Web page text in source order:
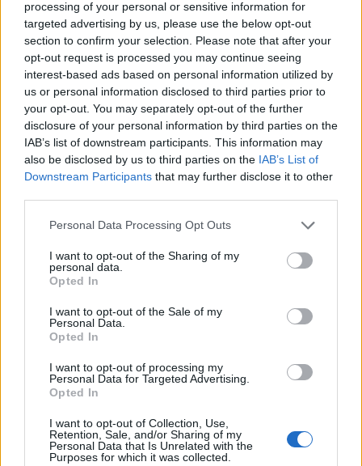
processing of your personal or sensitive information for
targeted advertising by us, please use the below opt-out
section to confirm your selection. Please note that after your
opt-out request is processed you may continue seeing
interest-based ads based on personal information utilized by
us or personal information disclosed to third parties prior to
your opt-out. You may separately opt-out of the further
disclosure of your personal information by third parties on the
IAB’s list of downstream participants. This information may
also be disclosed by us to third parties on the IAB’s List of
Downstream Participants that may further disclose it to other
Please note that this website/app uses one or more Google
not limited to your visit or usage behaviour. You may click to
grant or deny consent to Google and its third-party tags to
use your data for below specified purposes in below Google
consent section.
Personal Data Processing Opt Outs
I want to opt-out of the Sharing of my
personal data.
Opted In
I want to opt-out of the Sale of my
Personal Data.
Opted In
I want to opt-out of processing my
Personal Data for Targeted Advertising.
Opted In
I want to opt-out of Collection, Use,
Retention, Sale, and/or Sharing of my
Personal Data that Is Unrelated with the
Purposes for which it was collected.
(1526) OSZK, App. H. 190.
Akkor már három éve hevert olvasatlanul a
polcomon Szerémi siralmas krónikája a Magyar
Helikon szép kiadásában: Izsépy Edit (1919–1995)
történésztől kaptam ajándékba. Edit néni 1945.
május 1-jén lépett be az ELTE Egyetemi Könyvtárba
(továbbiakban: Egyetemi Könyvtár) és 1995. május
31-én távozott végleg az épületből. Így volt
alkalmam néhány évet együtt dolgozni vele, bár az
utolsó két hónapot – immár szeretett bibliotékája
nélkül – otthon, betegen töltötte. Pár héttel halála